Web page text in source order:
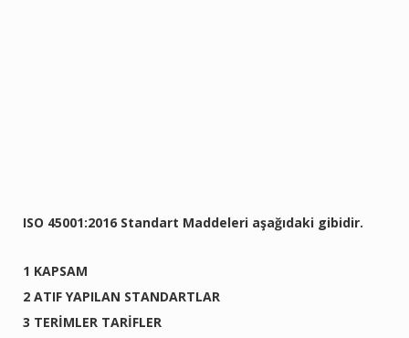
ISO 45001:2016 Standart Maddeleri aşağıdaki gibidir.
1 KAPSAM
2 ATIF YAPILAN STANDARTLAR
3 TERİMLER TARİFLER